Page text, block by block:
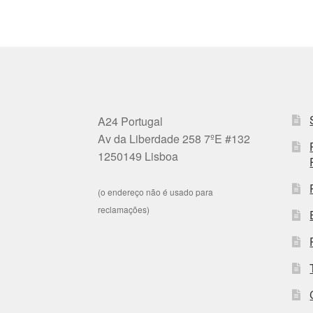
A24 Portugal
Av da Liberdade 258 7ºE #132
1250149 Lisboa
(o endereço não é usado para
reclamações)